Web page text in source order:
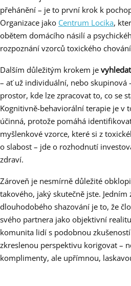
přehánění – je to první krok k
Organizace jako Centrum Locika,
obětem domácího násilí a
rozpoznání vzorců toxického
Dalším důležitým krokem je
– ať už individuální, nebo skupinová
prostor, kde lze zpracovat to, co se
Kognitivně-behaviorální terapie je v
účinná, protože pomáhá
myšlenkové vzorce, které si z
o slabost – jde o rozhodnutí
zdraví.
Zároveň je nesmírně důležité
takového, jaký skutečně jste.
dlouhodobého shazování je to, že
svého partnera jako objektivní
komunita lidí s podobnou
zkreslenou perspektivu korigovat –
komplimenty, ale upřímnou,